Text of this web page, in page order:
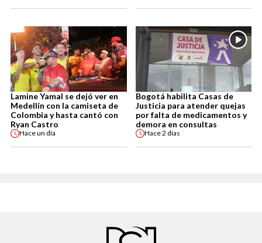
Lamine Yamal se dejó ver en
Medellín con la camiseta de
Colombia y hasta cantó con
Ryan Castro
Haceun día
Bogotá habilita Casas de
Justicia para atender quejas
por falta de medicamentos y
demora en consultas
Hace2 días